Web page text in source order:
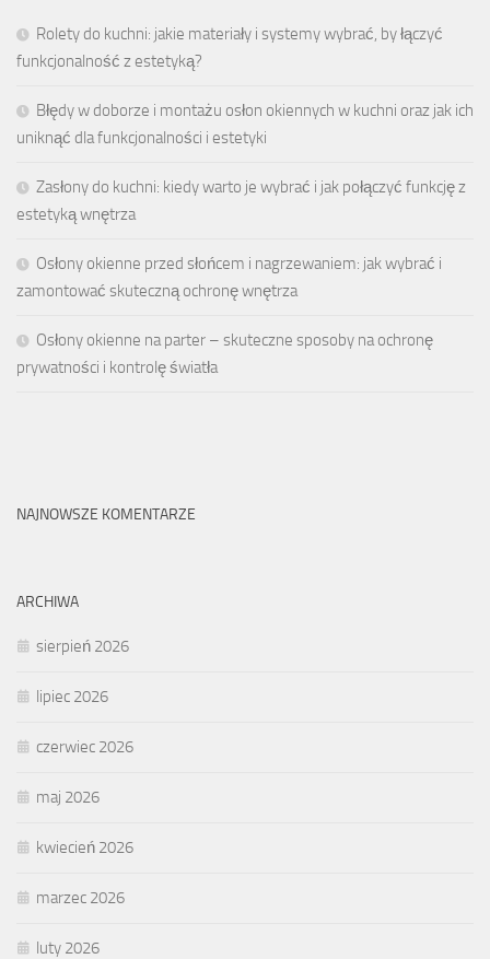
Rolety do kuchni: jakie materiały i systemy wybrać, by łączyć
funkcjonalność z estetyką?
Błędy w doborze i montażu osłon okiennych w kuchni oraz jak ich
uniknąć dla funkcjonalności i estetyki
Zasłony do kuchni: kiedy warto je wybrać i jak połączyć funkcję z
estetyką wnętrza
Osłony okienne przed słońcem i nagrzewaniem: jak wybrać i
zamontować skuteczną ochronę wnętrza
Osłony okienne na parter – skuteczne sposoby na ochronę
prywatności i kontrolę światła
NAJNOWSZE KOMENTARZE
ARCHIWA
sierpień 2026
lipiec 2026
czerwiec 2026
maj 2026
kwiecień 2026
marzec 2026
luty 2026